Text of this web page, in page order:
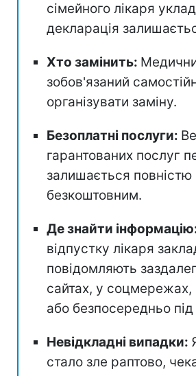
сімейного лікаря
декларація
Хто замінить:
зобов'язаний
організувати заміну.
Безоплатні послуги:
гарантованих послуг
залишається повністю
безкоштовним.
Де знайти
відпустку лікаря
повідомляють
сайтах, у соцмережах,
або безпосередньо
Невідкладні випадки:
стало зле раптово,